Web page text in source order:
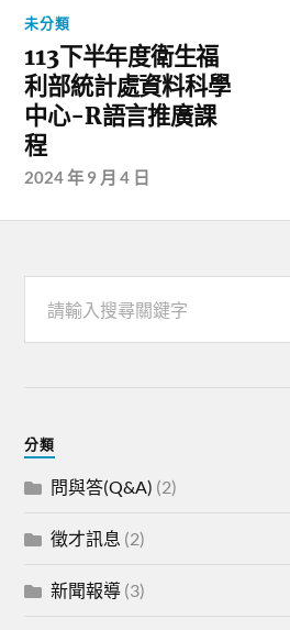
未分類
113下半年度衛生福
利部統計處資料科學
中心-R語言推廣課
程
2024 年 9 月 4 日
分類
問與答(Q&A) (2)
徵才訊息 (2)
新聞報導 (3)